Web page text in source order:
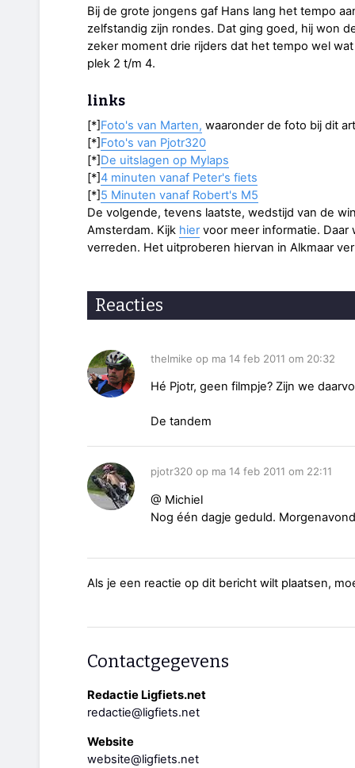
Bij de grote jongens gaf Hans lang het tempo
zelfstandig zijn rondes. Dat ging goed, hij won
zeker moment drie rijders dat het tempo wel
plek 2 t/m 4.
links
[*]Foto's van Marten, waaronder de foto bij dit
[*]Foto's van Pjotr320
[*]De uitslagen op Mylaps
[*]4 minuten vanaf Peter's fiets
[*]5 Minuten vanaf Robert's M5
De volgende, tevens laatste, wedstijd van de
Amsterdam. Kijk hier voor meer informatie.
verreden. Het uitproberen hiervan in Alkmaar
Reacties
thelmike op ma 14 feb 2011 om 20:32
Hé Pjotr, geen filmpje? Zijn we
De tandem
pjotr320 op ma 14 feb 2011 om 22:11
@ Michiel
Nog één dagje geduld.
Als je een reactie op dit bericht wilt plaatsen,
Contactgegevens
Redactie Ligfiets.net
redactie@ligfiets.net
Website
website@ligfiets.net